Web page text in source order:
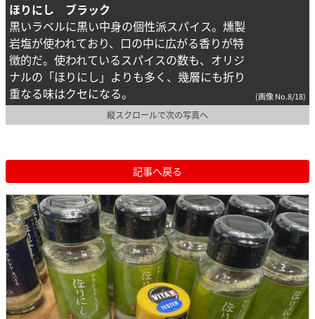
ほりにし ブラック
黒いラベルに黒い中身の個性派スパイス。燻製
岩塩が使われており、口の中に広がる香りが特
徴的だ。使われているスパイスの数も、オリジ
ナルの「ほりにし」よりも多く、幾層にも折り
重なる味はクセになる。
(画像 No.8/18)
縦スクロールで次の写真へ
記事へ戻る